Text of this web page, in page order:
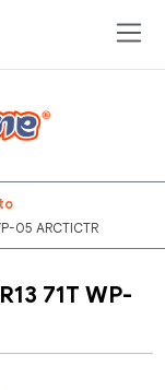
05 ARCTICTR
71T WP-